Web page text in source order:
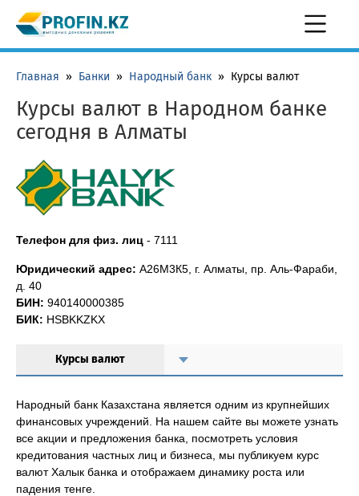
Главная » Банки » Народный банк » Курсы валют
Курсы валют в Народном банке
сегодня в Алматы
Телефон для физ. лиц - 7111
Юридический адрес: А26М3К5, г. Алматы, пр. Аль-Фараби,
д. 40
БИН: 940140000385
БИК: HSBKKZKX
Курсы валют
Народный банк Казахстана является одним из крупнейших
финансовых учреждений. На нашем сайте вы можете узнать
все акции и предложения банка, посмотреть условия
кредитования частных лиц и бизнеса, мы публикуем курс
валют Халык банка и отображаем динамику роста или
падения тенге.